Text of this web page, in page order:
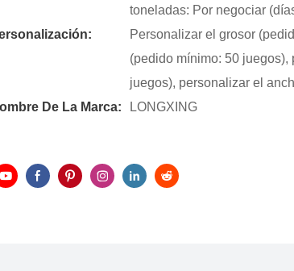
toneladas: Por negociar
Personalizar el grosor
(pedido mínimo: 50
juegos), personalizar el
De La Marca:
LONGXING